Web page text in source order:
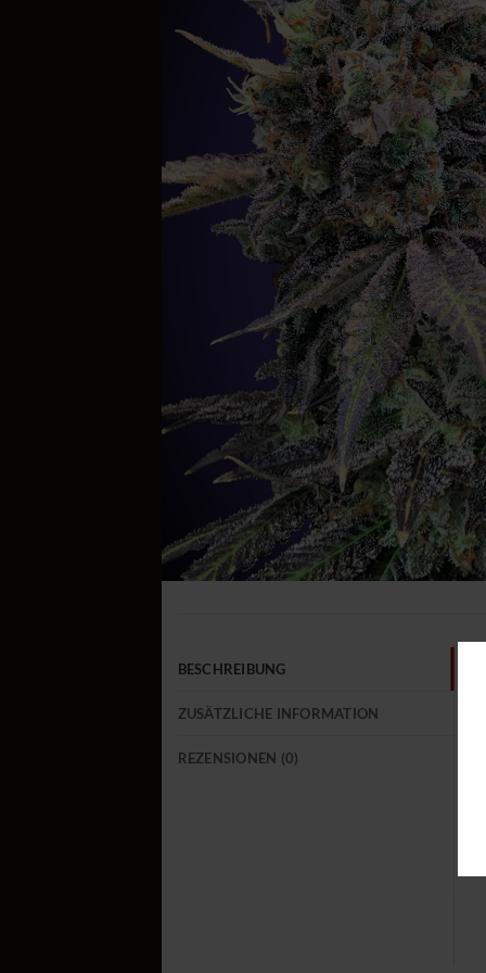
BESCHREIBUNG
ZUSÄTZLICHE INFORMATION
REZENSIONEN (0)